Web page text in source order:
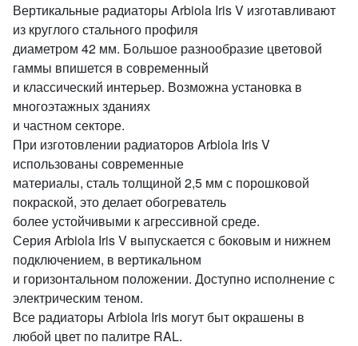
Вертикальные радиаторы Arbiola Iris V изготавливают
из круглого стального профиля
диаметром 42 мм. Большое разнообразие цветовой
гаммы впишется в современный
и классический интерьер. Возможна установка в
многоэтажных зданиях
и частном секторе.
При изготовлении радиаторов Arbiola Iris V
использованы современные
материалы, сталь толщиной 2,5 мм с порошковой
покраской, это делает обогреватель
более устойчивыми к агрессивной среде.
Серия Arbiola Iris V выпускается с боковым и нижнем
подключением, в вертикальном
и горизонтальном положении. Доступно исполнение с
электрическим теном.
Все радиаторы Arbiola Iris могут быт окрашены в
любой цвет по палитре RAL.